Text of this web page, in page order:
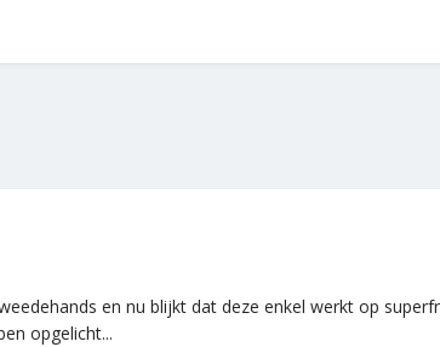
en nu blijkt dat deze enkel werkt op
opgelicht...